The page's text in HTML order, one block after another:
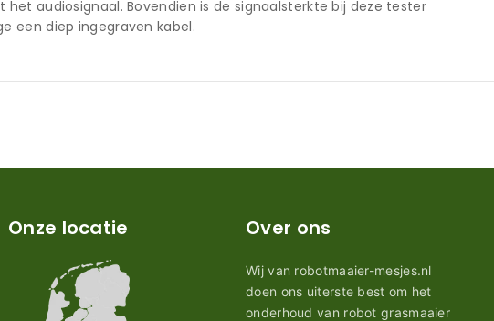
audiosignaal. Bovendien is de signaalsterkte bij deze tester
een diep ingegraven kabel.
Onze locatie Over ons
Wij van robotmaaier-mesjes.nl
doen ons uiterste best om het
onderhoud van robot grasmaaier